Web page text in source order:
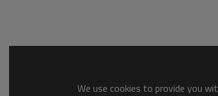
We use cookies to provide you